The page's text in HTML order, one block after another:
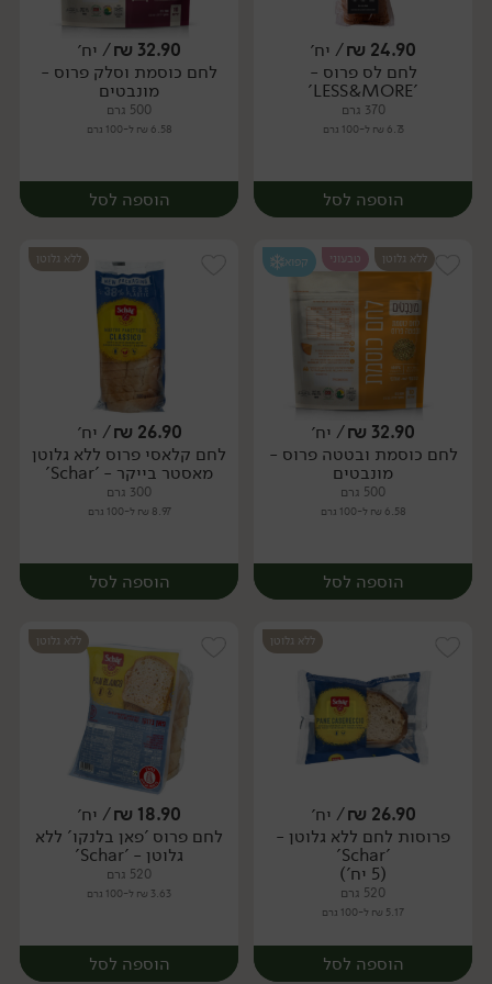
יח׳ יח׳
24.90
₪/ יח׳
לחם לס פרוס -
'LESS&MORE'
370 גרם
6.73 ₪ ל-100 גרם
הוספה לסל
יח׳
32.90
₪/ יח׳
לחם כוסמת וסלק פרוס -
מונבטים
500 גרם
6.58 ₪ ל-100 גרם
הוספה לסל
יח׳
ללא גלוטן טבעוני קפוא
32.90
₪/ יח׳
לחם כוסמת ובטטה פרוס -
מונבטים
500 גרם
6.58 ₪ ל-100 גרם
הוספה לסל
יח׳
ללא גלוטן
26.90
₪/ יח׳
לחם קלאסי פרוס ללא גלוטן
מאסטר בייקר - 'Schar'
300 גרם
8.97 ₪ ל-100 גרם
הוספה לסל
יח׳
ללא גלוטן
26.90
₪/ יח׳
פרוסות לחם ללא גלוטן -
'Schar'
(5 יח')
520 גרם
5.17 ₪ ל-100 גרם
הוספה לסל
ללא גלוטן
18.90
₪/ יח׳
לחם פרוס 'פאן בלנקו' ללא
גלוטן - 'Schar'
520 גרם
3.63 ₪ ל-100 גרם
הוספה לסל
יח׳ יח׳